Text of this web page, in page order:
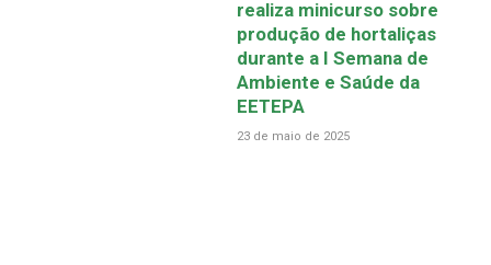
realiza minicurso sobre
produção de hortaliças
durante a I Semana de
Ambiente e Saúde da
EETEPA
23 de maio de 2025